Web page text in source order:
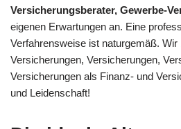
Versicherungsberater, Gewerbe-
eigenen Erwartungen an. Eine
Verfahrensweise ist naturgemäß. Wir
Versicherungen, Versicherungen,
Versicherungen als Finanz- und
und Leidenschaft!